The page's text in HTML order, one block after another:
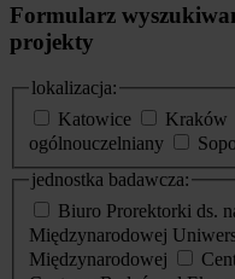
Formularz
projekty
lokalizacja:
Katowice
Kraków
ogólnouczelniany
jednostka badawcza:
Biuro Prorektorki ds.
Międzynarodowej
Międzynarodowej